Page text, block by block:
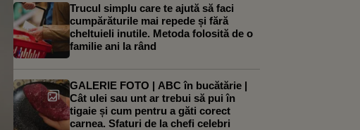
Trucul simplu care te ajută să faci
cumpărăturile mai repede și fără
cheltuieli inutile. Metoda folosită de o
familie ani la rând
GALERIE FOTO | ABC în bucătărie |
Cât ulei sau unt ar trebui să pui în
tigaie și cum pentru a găti corect
carnea. Sfaturi de la chefi celebri